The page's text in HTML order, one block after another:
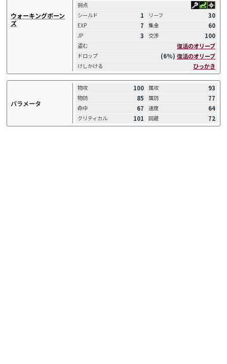
ウォーキングボーン
ズ
弱点
シールド
1 リーフ 30
EXP 7 集金 60
JP 3 交渉 100
盗む 復活のオリーブ
ドロップ (6%) 復活のオリーブ
けしかける ひっかき
パラメータ
物攻 100 属攻 93
物防 85 属防 77
命中 67 速度 64
クリティカル 101 回避 72